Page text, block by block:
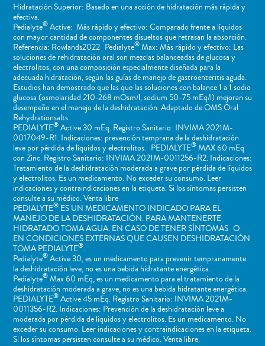
Hidratación Superior: Basado en una acción de hidratación más rápida y
efectiva.
Pedialyte®Active: Más rápido y efectivo: Comparado frente a líquidos
con mayor cantidad de componentes disueltos que retrasan la absorción.
Referencia: Rowlands2022 Pedialyte®Max: Más rápido y efectivo: Las
soluciones de rehidratación oral son mezclas balanceadas de glucosa y
electrolitos, con una composición especialmente diseñada para la
adecuada hidratación, según las guías de manejo de gastroenteritis aguda.
Estudios han demostrado que las que las soluciones con balance 1 a 1 sodio
glucosa (osmolaridad 210-268 mOsm/l, sodium 50-75 mEq/l) mejoran su
desempeño en el manejo de la deshidratación. Adaptado de OMS Oral
Rehydrationsalts.
PEDIALYTE®Active 30 mEq. Registro Sanitario: INVIMA 2021M-
0017049-R1. Indicaciones: prevención temprana de la deshidratación
leve por pérdida de líquidos y electrolitos. PEDIALYTE®MAX 60 mEq
con Zinc. Registro Sanitario: INVIMA 2021M-0011256-R2. Indicaciones:
Tratamiento de la deshidratación moderada a grave por pérdida de líquidos
y electrolitos. Es un medicamento. No exceder su consumo. Leer
indicaciones y contraindicaciones en la etiqueta. Si los síntomas persisten
consulte a su médico. Venta libre
PEDIALYTE®ES UN MEDICAMENTO INDICADO PARA EL
MANEJO DE LA DESHIDRATACIÓN. PARA MANTENERTE
HIDRATADO TOMA AGUA. EN CASO DE TENER SÍNTOMAS O
EN CONDICIONES EXTERNAS QUE CAUSEN DESHIDRATACIÓN
TOMA PEDIALYTE®.
Pedialyte®Active 30, es un medicamento para prevenir tempranamente
la deshidratación leve, no es una bebida hidratante energética.
Pedialyte®Max 60 mEq, es un medicamento para el tratamiento de la
deshidratación moderada a grave, no es una bebida hidratante energética.
PEDIALYTE®Active 45 mEq. Registro Sanitario: INVIMA 2021M-
0011356-R2. Indicaciones: Prevención de la deshidratación leve a
moderada por pérdida de líquidos y electrolitos. Es un medicamento. No
exceder su consumo. Leer indicaciones y contraindicaciones en la etiqueta.
Si los síntomas persisten consulte a su médico. Venta libre.